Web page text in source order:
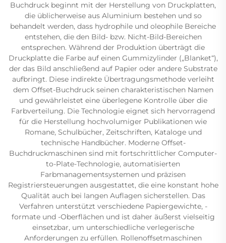
Buchdruck beginnt mit der Herstellung von Druckplatten,
die üblicherweise aus Aluminium bestehen und so
behandelt werden, dass hydrophile und oleophile Bereiche
entstehen, die den Bild- bzw. Nicht-Bild-Bereichen
entsprechen. Während der Produktion überträgt die
Druckplatte die Farbe auf einen Gummizylinder („Blanket“),
der das Bild anschließend auf Papier oder andere Substrate
aufbringt. Diese indirekte Übertragungsmethode verleiht
dem Offset-Buchdruck seinen charakteristischen Namen
und gewährleistet eine überlegene Kontrolle über die
Farbverteilung. Die Technologie eignet sich hervorragend
für die Herstellung hochvolumiger Publikationen wie
Romane, Schulbücher, Zeitschriften, Kataloge und
technische Handbücher. Moderne Offset-
Buchdruckmaschinen sind mit fortschrittlicher Computer-
to-Plate-Technologie, automatisierten
Farbmanagementsystemen und präzisen
Registriersteuerungen ausgestattet, die eine konstant hohe
Qualität auch bei langen Auflagen sicherstellen. Das
Verfahren unterstützt verschiedene Papiergewichte, -
formate und -Oberflächen und ist daher äußerst vielseitig
einsetzbar, um unterschiedliche verlegerische
Anforderungen zu erfüllen. Rollenoffsetmaschinen